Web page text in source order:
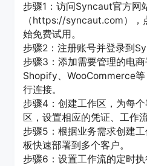
步骤1：访问Syncaut官方网
（https://syncaut.com）
始免费试用。
步骤2：注册账号并登录到
步骤3：添加需要管理的电
Shopify、WooCommerce
行连接。
步骤4：创建工作区，为每
区，设置相应的凭证、工作
步骤5：根据业务需求创建
板快速部署到多个客户。
步骤6：设置工作流的定时